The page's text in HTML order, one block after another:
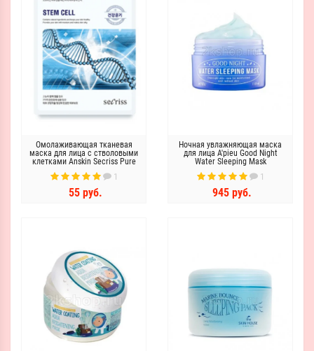
Омолаживающая тканевая
маска для лица с стволовыми
клетками Anskin Secriss Pure
Nature Mask Pack- Steam Cell
1
55 руб.
Ночная увлажняющая маска
для лица A'pieu Good Night
Water Sleeping Mask
1
945 руб.